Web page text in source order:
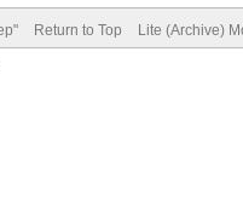
Return to Top Lite (Archive)